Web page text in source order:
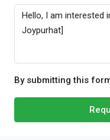
By submitting this